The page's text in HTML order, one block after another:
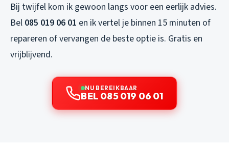
Bij twijfel kom ik gewoon langs voor een eerlijk advies.
Bel 085 019 06 01 en ik vertel je binnen 15 minuten of
repareren of vervangen de beste optie is. Gratis en
vrijblijvend.
NU BEREIKBAAR
BEL 085 019 06 01